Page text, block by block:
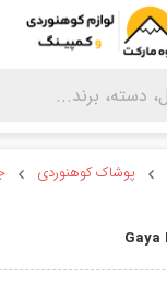
پوشاک کوهنوردی